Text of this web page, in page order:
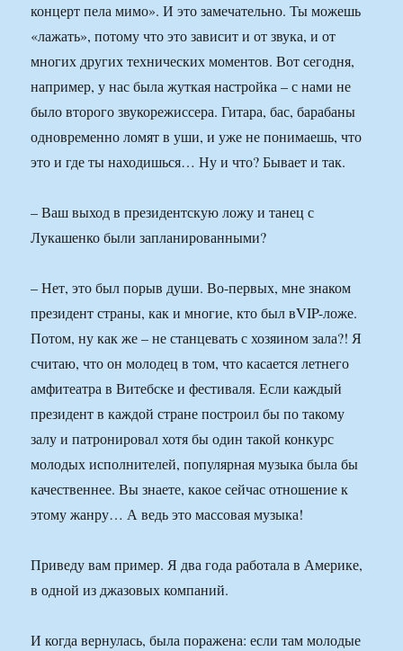
концерт пела мимо». И это замечательно. Ты можешь
«лажать», потому что это зависит и от звука, и от
многих других технических моментов. Вот сегодня,
например, у нас была жуткая настройка – с нами не
было второго звукорежиссера. Гитара, бас, барабаны
одновременно ломят в уши, и уже не понимаешь, что
это и где ты находишься… Ну и что? Бывает и так.
– Ваш выход в президентскую ложу и танец с
Лукашенко были запланированными?
– Нет, это был порыв души. Во-первых, мне знаком
президент страны, как и многие, кто был вVIP-ложе.
Потом, ну как же – не станцевать с хозяином зала?! Я
считаю, что он молодец в том, что касается летнего
амфитеатра в Витебске и фестиваля. Если каждый
президент в каждой стране построил бы по такому
залу и патронировал хотя бы один такой конкурс
молодых исполнителей, популярная музыка была бы
качественнее. Вы знаете, какое сейчас отношение к
этому жанру… А ведь это массовая музыка!
Приведу вам пример. Я два года работала в Америке,
в одной из джазовых компаний.
И когда вернулась, была поражена: если там молодые